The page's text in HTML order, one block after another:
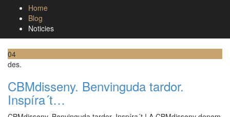
Home
Blog
Noticies
04
des.
CBMdisseny. Benvinguda tardor.
Inspíra´t…